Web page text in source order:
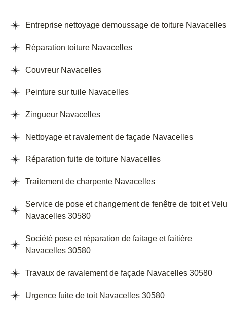
Entreprise nettoyage demoussage de toiture Navacelles
Réparation toiture Navacelles
Couvreur Navacelles
Peinture sur tuile Navacelles
Zingueur Navacelles
Nettoyage et ravalement de façade Navacelles
Réparation fuite de toiture Navacelles
Traitement de charpente Navacelles
Service de pose et changement de fenêtre de toit et
Navacelles 30580
Société pose et réparation de faitage et faitière
Navacelles 30580
Travaux de ravalement de façade Navacelles 30580
Urgence fuite de toit Navacelles 30580